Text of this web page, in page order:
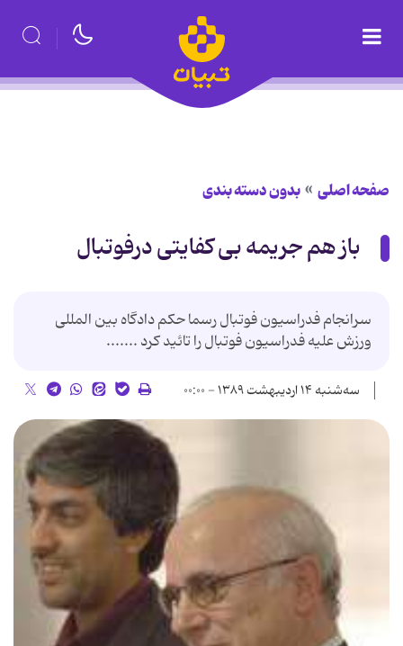
صفحه اصلی بدون دسته بندی
باز هم جریمه بی کفایتی درفوتبال
سرانجام فدراسیون فوتبال رسما حکم دادگاه بین المللی
ورزش علیه فدراسیون فوتبال را تائید کرد .......
سه‌شنبه ۱۴ اردیبهشت ۱۳۸۹ - ۰۰:۰۰